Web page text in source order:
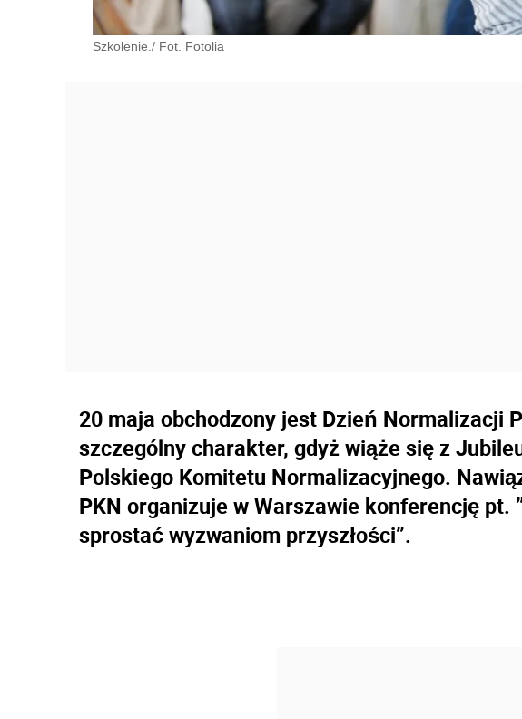
Szkolenie./ Fot. Fotolia
20 maja obchodzony jest Dzień Normalizacji
szczególny charakter, gdyż wiąże się z
Polskiego Komitetu Normalizacyjnego.
PKN organizuje w Warszawie konferencję pt.
sprostać wyzwaniom przyszłości”.